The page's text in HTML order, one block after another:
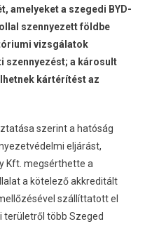
amelyeket a szegedi BYD-
szennyezett földbe
vizsgálatok
szennyezést; a károsult
kártérítést az
szerint a hatóság
eljárást,
Kft. megsérthette a
a kötelező akkreditált
szállíttatott el
több Szeged